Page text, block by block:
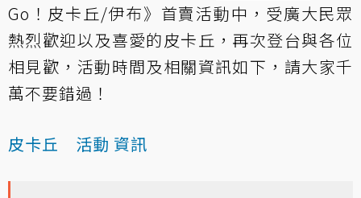
Go！皮卡丘/伊布》首賣活動中，受廣大民眾
熱烈歡迎以及喜愛的皮卡丘，再次登台與各位
相見歡，活動時間及相關資訊如下，請大家千
萬不要錯過！
皮卡丘 活動 資訊